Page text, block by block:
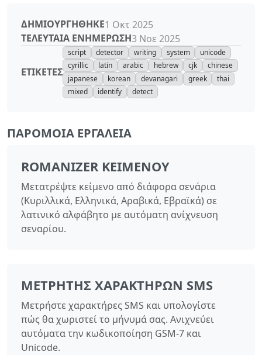
ΔΗΜΙΟΥΡΓΉΘΗΚΕ1 Οκτ 2025
ΤΕΛΕΥΤΑΊΑ ΕΝΗΜΈΡΩΣΗ3 Νοε 2025
ΕΤΙΚΈΤΕΣ
script detector writing system
unicode
cyrillic
latin arabic hebrew cjk
chinese
japanese
korean devanagari greek
thai
mixed
identify detect
ΠΑΡΌΜΟΙΑ ΕΡΓΑΛΕΊΑ
ROMANIZER ΚΕΙΜΈΝΟΥ
Μετατρέψτε κείμενο από διάφορα σενάρια
(Κυριλλικά, Ελληνικά, Αραβικά, Εβραϊκά) σε
λατινικό αλφάβητο με αυτόματη ανίχνευση
σεναρίου.
ΜΕΤΡΗΤΉΣ ΧΑΡΑΚΤΉΡΩΝ SMS
Μετρήστε χαρακτήρες SMS και υπολογίστε
πώς θα χωριστεί το μήνυμά σας. Ανιχνεύει
αυτόματα την κωδικοποίηση GSM-7 και
Unicode.